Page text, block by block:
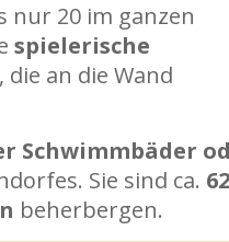
nur 20 im ganzen
spielerische
an die Wand
Schwimmbäder
Sie sind ca. 62
beherbergen.